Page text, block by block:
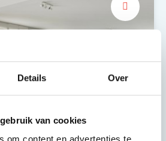
Details Over
van cookies
sfeer